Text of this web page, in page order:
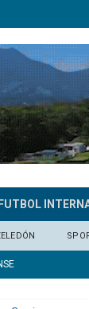
FUTBOL
buen rato más”